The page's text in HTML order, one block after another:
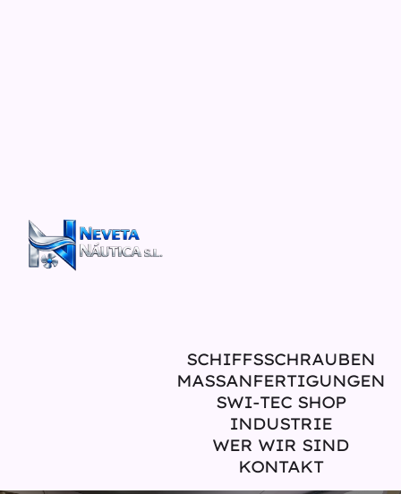
SCHIFFSSCHRAUBEN
MASSANFERTIGUNGEN
SWI-TEC SHOP
INDUSTRIE
WER WIR SIND
KONTAKT